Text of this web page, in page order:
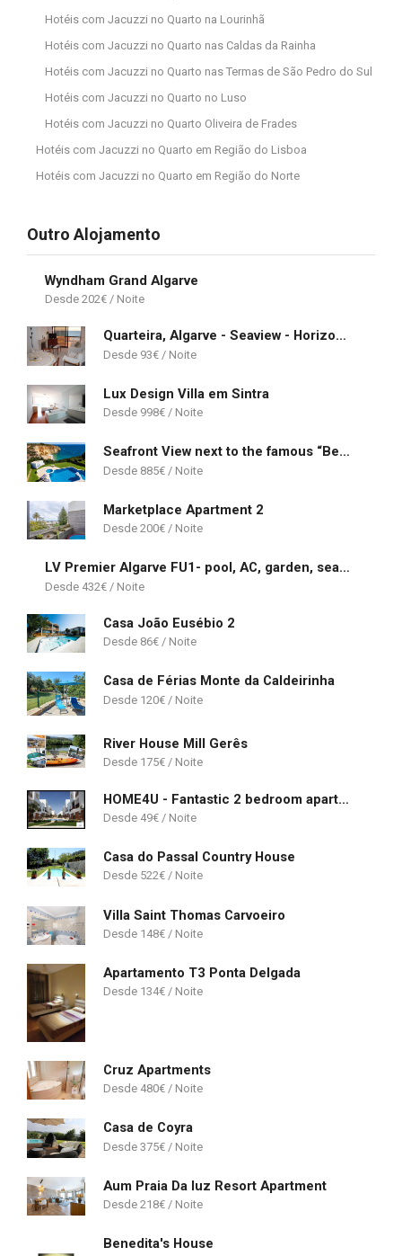
Hotéis com Jacuzzi no Quarto na Lourinhã
Hotéis com Jacuzzi no Quarto nas Caldas da Rainha
Hotéis com Jacuzzi no Quarto nas Termas de São Pedro do Sul
Hotéis com Jacuzzi no Quarto no Luso
Hotéis com Jacuzzi no Quarto Oliveira de Frades
Hotéis com Jacuzzi no Quarto em Região do Lisboa
Hotéis com Jacuzzi no Quarto em Região do Norte
Outro Alojamento
Wyndham Grand Algarve
202€
Quarteira, Algarve - Seaview - Horizonte Mar
93€
Lux Design Villa em Sintra
998€
Seafront View next to the famous “Benagil Caves”
885€
Marketplace Apartment 2
200€
LV Premier Algarve FU1- pool, AC, garden, sea view
432€
Casa João Eusébio 2
86€
Casa de Férias Monte da Caldeirinha
120€
River House Mill Gerês
175€
HOME4U - Fantastic 2 bedroom apartment, with pool
49€
Casa do Passal Country House
522€
Villa Saint Thomas Carvoeiro
148€
Apartamento T3 Ponta Delgada
134€
Cruz Apartments
480€
Casa de Coyra
375€
Aum Praia Da luz Resort Apartment
218€
Benedita's House